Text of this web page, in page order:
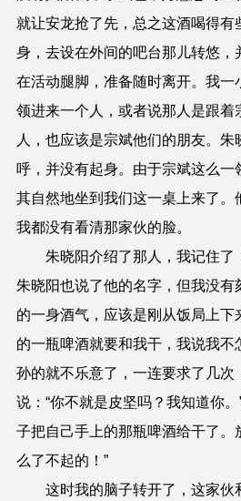
就让安龙抢了先，总之这酒喝得
身，去设在外间的吧台那儿转悠
在活动腿脚，准备随时离开。我
领进来一个人，或者说那人是跟
人，也应该是宗斌他们的朋友。
呼，并没有起身。由于宗斌这么
其自然地坐到我们这一桌上来了
我都没有看清那家伙的脸。
朱晓阳介绍了那人，我记住了
朱晓阳也说了他的名字，但我没
的一身酒气，应该是刚从饭局上
的一瓶啤酒就要和我干，我说我
孙的就不乐意了，一连要求了几次
说：“你不就是皮坚吗？我知道你
子把自己手上的那瓶啤酒给干了。
么了不起的！”
这时我的脑子转开了，这家伙